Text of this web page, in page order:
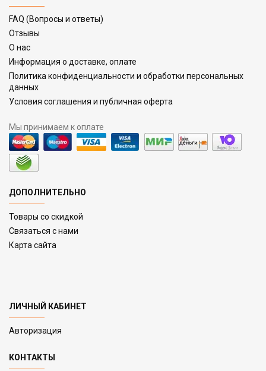
FAQ (Вопросы и ответы)
Отзывы
О нас
Информация о доставке, оплате
Политика конфиденциальности и обработки персональных
данных
Условия соглашения и публичная оферта
Мы принимаем к оплате
ДОПОЛНИТЕЛЬНО
Товары со скидкой
Связаться с нами
Карта сайта
ЛИЧНЫЙ КАБИНЕТ
Авторизация
КОНТАКТЫ